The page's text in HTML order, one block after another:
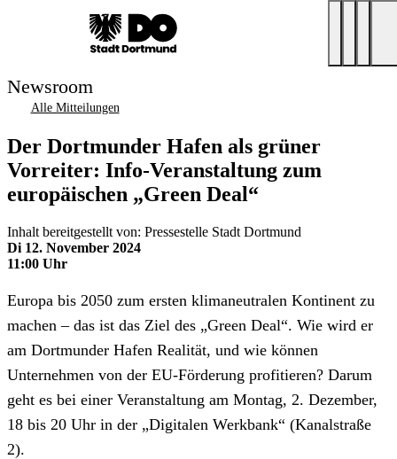
Newsroom
Alle Mitteilungen
Der Dortmunder Hafen als grüner
Vorreiter: Info-Veranstaltung zum
europäischen „Green Deal“
Inhalt bereitgestellt von: Pressestelle Stadt Dortmund
Di 12. November 2024
11:00 Uhr
Europa bis 2050 zum ersten klimaneutralen Kontinent zu
machen – das ist das Ziel des „Green Deal“. Wie wird er
am Dortmunder Hafen Realität, und wie können
Unternehmen von der EU-Förderung profitieren? Darum
geht es bei einer Veranstaltung am Montag, 2. Dezember,
18 bis 20 Uhr in der „Digitalen Werkbank“ (Kanalstraße
2).